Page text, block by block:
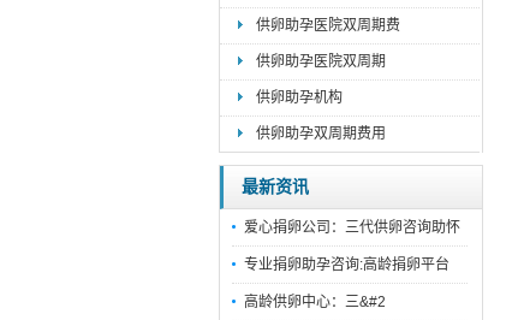
供卵助孕医院双周期费
供卵助孕医院双周期
供卵助孕机构
供卵助孕双周期费用
最新资讯
爱心捐卵公司：三代供卵咨询助怀
专业捐卵助孕咨询:高龄捐卵平台
高龄供卵中心：三&#2